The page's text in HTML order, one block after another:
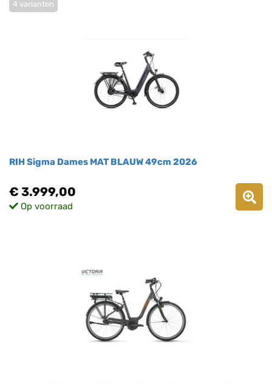
RIH Sigma Dames MAT BLAUW 49cm 2026
4 varianten
€ 3.999,00
Op voorraad